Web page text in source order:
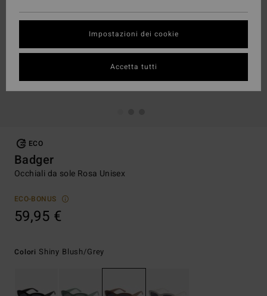
ECO
Badger
Occhiali da sole Rosa Unisex
ECO-BONUS
59,95 €
Colori Shiny Blush/grey
Impostazioni dei cookie
Accetta tutti